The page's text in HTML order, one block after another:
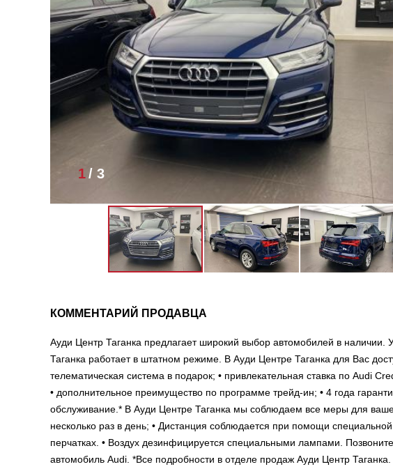
1/ 3
КОММЕНТАРИЙ ПРОДАВЦА
Ауди Центр Таганка предлагает широкий выбор автомобилей в
Таганка работает в штатном режиме. В Ауди Центре Таганка для Вас
телематическая система в подарок; • привлекательная ставка по Audi
• дополнительное преимущество по программе трейд-ин; • 4 года
обслуживание.* В Ауди Центре Таганка мы соблюдаем все меры для
несколько раз в день; • Дистанция соблюдается при помощи
перчатках. • Воздух дезинфицируется специальными лампами.
автомобиль Audi. *Все подробности в отделе продаж Ауди Центр